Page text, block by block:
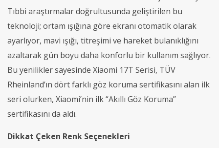
Tıbbi araştırmalar doğrultusunda geliştirilen bu
teknoloji; ortam ışığına göre ekranı otomatik olarak
ayarlıyor, mavi ışığı, titreşimi ve hareket bulanıklığını
azaltarak gün boyu daha konforlu bir kullanım sağlıyor.
Bu yenilikler sayesinde Xiaomi 17T Serisi, TÜV
Rheinland’ın dört farklı göz koruma sertifikasını alan ilk
seri olurken, Xiaomi’nin ilk “Akıllı Göz Koruma”
sertifikasını da aldı.
Dikkat Çeken Renk Seçenekleri